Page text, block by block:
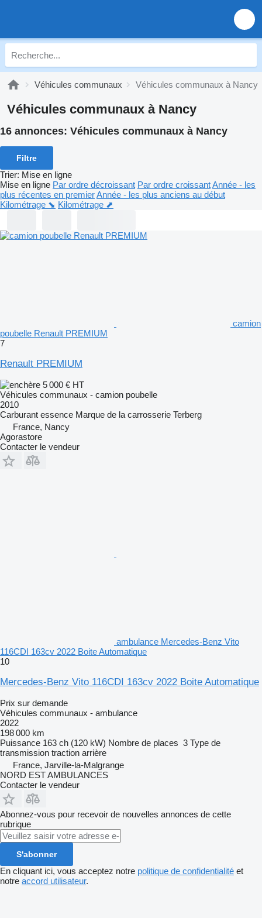
Véhicules communaux Véhicules communaux à Nancy
Véhicules communaux à Nancy
16 annonces: Véhicules communaux à Nancy
Filtre
Trier: Mise en ligne
Mise en ligne Par ordre décroissant Par ordre croissantAnnée - les
plus récentes en premierAnnée - les plus anciens au début
Kilométrage ⬊ Kilométrage ⬈
camion
poubelle Renault PREMIUM
7
Renault PREMIUM
5 000 € HT
Véhicules communaux - camion poubelle
2010
Carburant essence Marque de la carrosserie Terberg
France, Nancy
Agorastore
Contacter le vendeur
ambulance Mercedes-Benz Vito
116CDI 163cv 2022 Boite Automatique
10
Mercedes-Benz Vito 116CDI 163cv 2022 Boite Automatique
Prix sur demande
Véhicules communaux - ambulance
2022
198 000 km
Puissance 163 ch (120 kW) Nombre de places 3 Type de
transmission traction arrière
France, Jarville-la-Malgrange
NORD EST AMBULANCES
Contacter le vendeur
Abonnez-vous pour recevoir de nouvelles annonces de cette
rubrique
S'abonner
En cliquant ici, vous acceptez notre politique de confidentialité et
notre accord utilisateur.